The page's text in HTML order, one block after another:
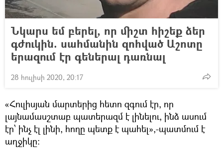
Նկարս եմ բերել, որ միշտ հիշեք ձեր
գժուկին. սահմանին զոհված Աշոտը
երազում էր գեներալ դառնալ
28 հուլիսի 2020, 20:17
«Հուլիսյան մարտերից հետո զգում էր, որ
լայնամասշտաբ պատերազմ է լինելու, ինձ ասում
էր՝ ինչ էլ լինի, հողը պետք է պահել»,-պատմում է
աղջիկը։